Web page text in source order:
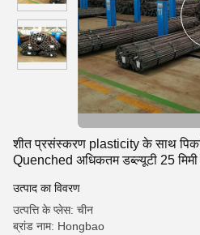
शीत प्रसंस्करण plasticity के साथ
Quenched अधिकतम डब्ल्यूटी 25 मिमी
उत्पाद का विवरण
उत्पत्ति के प्लेस: चीन
ब्रांड नाम: Hongbao